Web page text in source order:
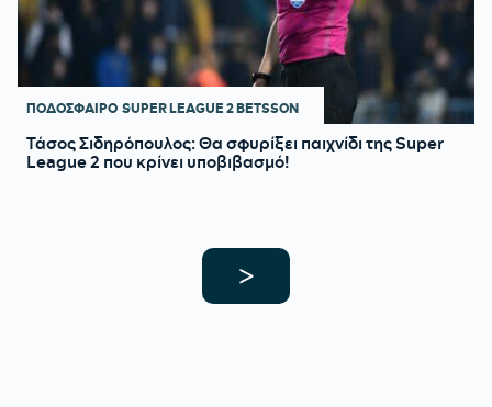
ΠΟΔΟΣΦΑΙΡΟ SUPER LEAGUE 2 BETSSON
Τάσος Σιδηρόπουλος: Θα σφυρίξει παιχνίδι της Super
League 2 που κρίνει υποβιβασμό!
>